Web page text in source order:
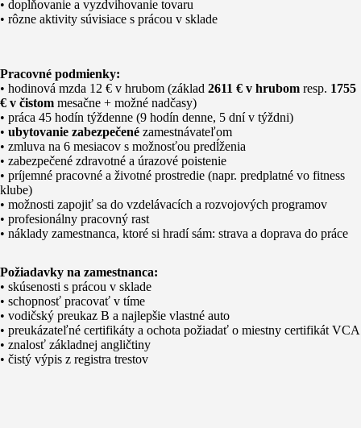
• doplňovanie a vyzdvihovanie tovaru
• rôzne aktivity súvisiace s prácou v sklade
Pracovné podmienky:
• hodinová mzda 12 € v hrubom (základ 2611 € v hrubom resp. 1755
€ v čistom mesačne + možné nadčasy)
• práca 45 hodín týždenne (9 hodín denne, 5 dní v týždni)
• ubytovanie zabezpečené zamestnávateľom
• zmluva na 6 mesiacov s možnosťou predĺženia
• zabezpečené zdravotné a úrazové poistenie
• príjemné pracovné a životné prostredie (napr. predplatné vo fitness
klube)
• možnosti zapojiť sa do vzdelávacích a rozvojových programov
• profesionálny pracovný rast
• náklady zamestnanca, ktoré si hradí sám: strava a doprava do práce
Požiadavky na zamestnanca:
• skúsenosti s prácou v sklade
• schopnosť pracovať v tíme
• vodičský preukaz B a najlepšie vlastné auto
• preukázateľné certifikáty a ochota požiadať o miestny certifikát VCA
• znalosť základnej angličtiny
• čistý výpis z registra trestov